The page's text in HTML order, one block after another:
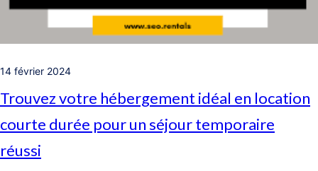
14 février 2024
Trouvez votre hébergement idéal en location
courte durée pour un séjour temporaire
réussi